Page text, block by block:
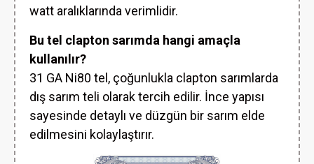
watt aralıklarında verimlidir.
Bu tel clapton sarımda hangi amaçla
kullanılır?
31 GA Ni80 tel, çoğunlukla clapton sarımlarda
dış sarım teli olarak tercih edilir. İnce yapısı
sayesinde detaylı ve düzgün bir sarım elde
edilmesini kolaylaştırır.